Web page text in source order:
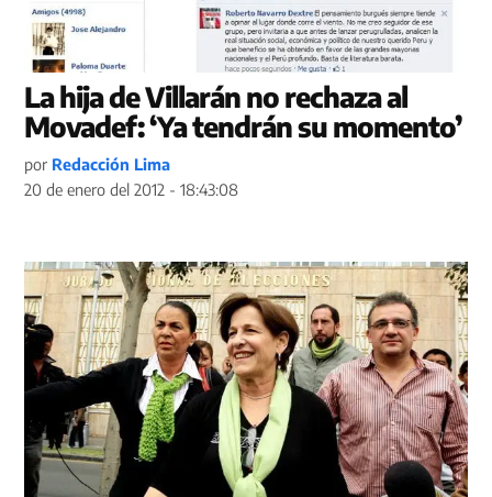
La hija de Villarán no rechaza al
Movadef: ‘Ya tendrán su momento’
por Redacción Lima
20 de enero del 2012 - 18:43:08